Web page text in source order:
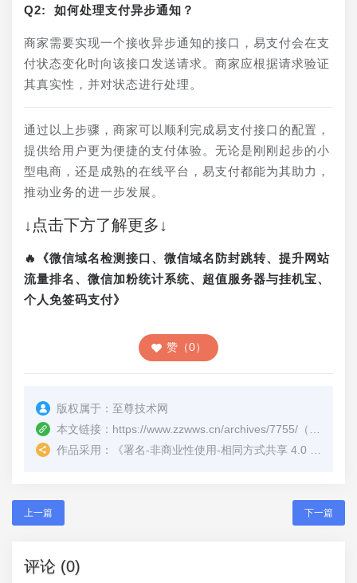
Q2: 如何处理支付异步通知？
商家需要实现一个接收异步通知的接口，易支付会在支
付状态变化时向该接口发送请求。商家应根据请求验证
其真实性，并对状态进行处理。
通过以上步骤，商家可以顺利完成易支付接口的配置，
提供给用户更为便捷的支付体验。无论是刚刚起步的小
型电商，还是成熟的在线平台，易支付都能为其助力，
推动业务的进一步发展。
↓点击下方了解更多↓
🔥《微信域名检测接口、微信域名防封跳转、提升网站
流量排名、微信加粉统计系统、超值服务器与挂机宝、
个人免签码支付》
赞（0）
版权属于： 至尊技术网
本文链接： https://www.zzwws.cn/archives/7755/ （转载时请注明本文出处及文章链接）
作品采用：
《署名-非商业性使用-相同方式共享 4.0 国际 (CC BY-NC-SA 4.0)
上一篇 下一篇
评论 (0)